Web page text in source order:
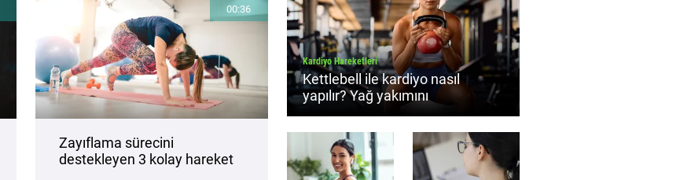
00:36
Zayıflama sürecini
destekleyen 3 kolay hareket
Kardiyo Hareketleri
Kettlebell ile kardiyo nasıl
yapılır? Yağ yakımını